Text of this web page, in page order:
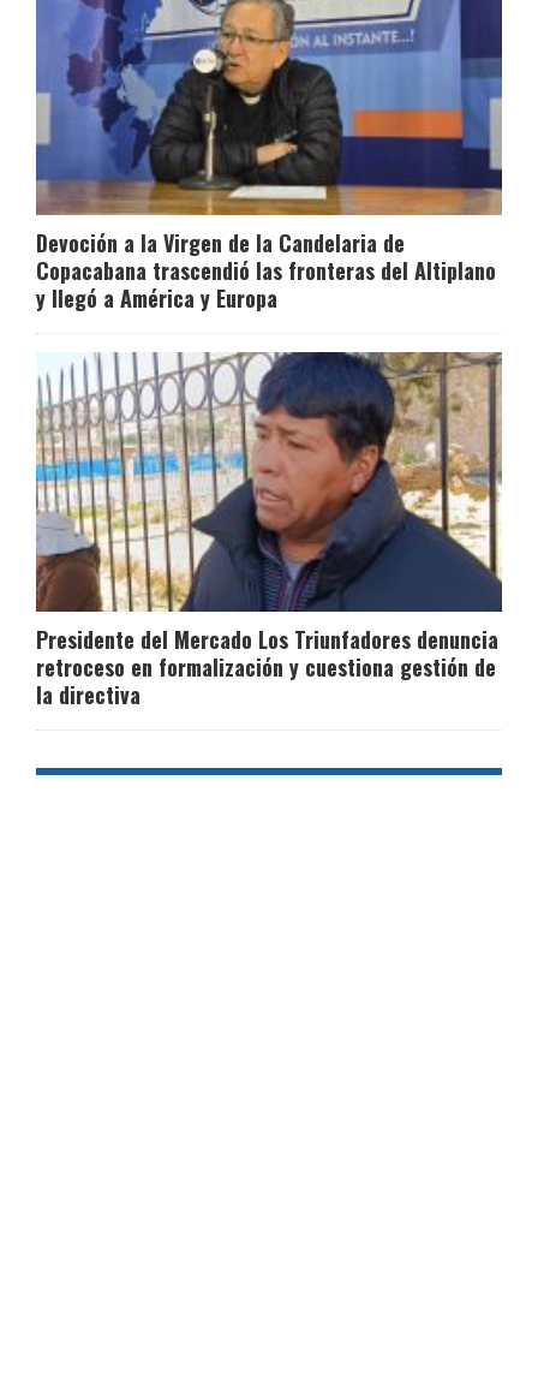
Devoción a la Virgen de la Candelaria de
Copacabana trascendió las fronteras del Altiplano
y llegó a América y Europa
Presidente del Mercado Los Triunfadores denuncia
retroceso en formalización y cuestiona gestión de
la directiva